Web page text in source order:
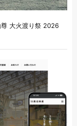
大火渡り祭 2026